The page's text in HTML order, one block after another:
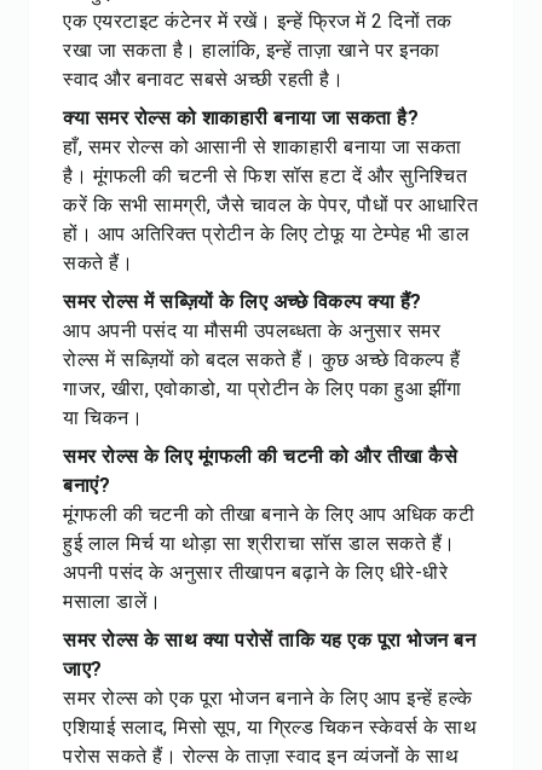
एक एयरटाइट कंटेनर में रखें। इन्हें फ्रिज में 2 दिनों तक
रखा जा सकता है। हालांकि, इन्हें ताज़ा खाने पर इनका
स्वाद और बनावट सबसे अच्छी रहती है।
क्या समर रोल्स को शाकाहारी बनाया जा सकता है?
हाँ, समर रोल्स को आसानी से शाकाहारी बनाया जा सकता
है। मूंगफली की चटनी से फिश सॉस हटा दें और सुनिश्चित
करें कि सभी सामग्री, जैसे चावल के पेपर, पौधों पर आधारित
हों। आप अतिरिक्त प्रोटीन के लिए टोफू या टेम्पेह भी डाल
सकते हैं।
समर रोल्स में सब्ज़ियों के लिए अच्छे विकल्प क्या हैं?
आप अपनी पसंद या मौसमी उपलब्धता के अनुसार समर
रोल्स में सब्ज़ियों को बदल सकते हैं। कुछ अच्छे विकल्प हैं
गाजर, खीरा, एवोकाडो, या प्रोटीन के लिए पका हुआ झींगा
या चिकन।
समर रोल्स के लिए मूंगफली की चटनी को और तीखा कैसे
बनाएं?
मूंगफली की चटनी को तीखा बनाने के लिए आप अधिक कटी
हुई लाल मिर्च या थोड़ा सा श्रीराचा सॉस डाल सकते हैं।
अपनी पसंद के अनुसार तीखापन बढ़ाने के लिए धीरे-धीरे
मसाला डालें।
समर रोल्स के साथ क्या परोसें ताकि यह एक पूरा भोजन बन
जाए?
समर रोल्स को एक पूरा भोजन बनाने के लिए आप इन्हें हल्के
एशियाई सलाद, मिसो सूप, या ग्रिल्ड चिकन स्केवर्स के साथ
परोस सकते हैं। रोल्स के ताज़ा स्वाद इन व्यंजनों के साथ